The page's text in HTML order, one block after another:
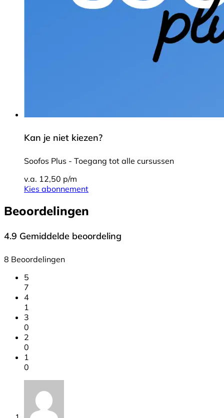
Kan je niet kiezen?
Soofos Plus - Toegang tot alle cursussen
v.a. 12,50 p/m
Kies abonnement
Beoordelingen
4.9 Gemiddelde beoordeling
8 Beoordelingen
5
7
4
1
3
0
2
0
1
0